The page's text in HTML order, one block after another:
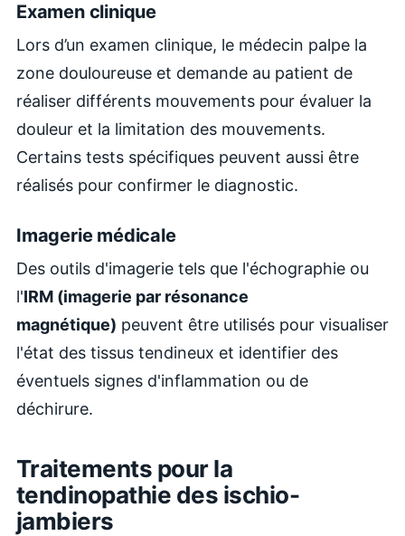
Examen clinique
Lors d’un examen clinique, le médecin palpe la
zone douloureuse et demande au patient de
réaliser différents mouvements pour évaluer la
douleur et la limitation des mouvements.
Certains tests spécifiques peuvent aussi être
réalisés pour confirmer le diagnostic.
Imagerie médicale
Des outils d'imagerie tels que l'échographie ou
l'IRM (imagerie par résonance
magnétique) peuvent être utilisés pour visualiser
l'état des tissus tendineux et identifier des
éventuels signes d'inflammation ou de
déchirure.
Traitements pour la
tendinopathie des ischio-
jambiers